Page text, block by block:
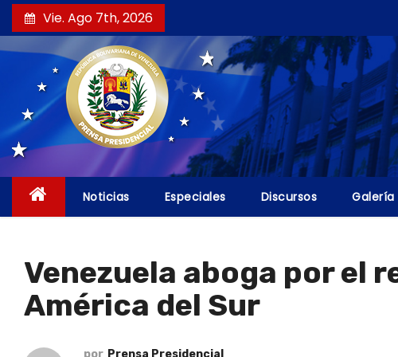
a
l
Vie. Ago 7th, 2026
Noticias Especiales Discursos Galería
Venezuela aboga por el
América del Sur
por Prensa Presidencial